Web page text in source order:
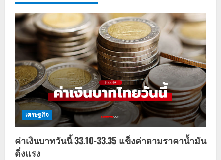
เศรษฐกิจ
ค่าเงินบาทวันนี้ 33.10-33.35 แข็งค่าตามราคาน้ำมัน
ดิ่งแรง